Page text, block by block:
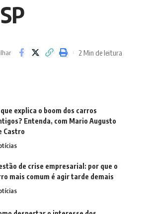
2 Min de leitura
que explica o boom dos carros
Entenda, com Mario Augusto
Castro
de crise empresarial: por que o
mais comum é agir tarde demais